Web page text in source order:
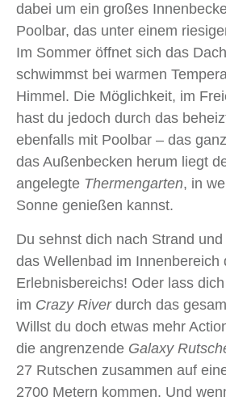
dabei um ein großes
Poolbar, das unter einem
Im Sommer öffnet sich das
schwimmst bei warmen
Himmel. Die Möglichkeit, im
hast du jedoch durch das
ebenfalls mit Poolbar – das
das Außenbecken herum liegt
angelegte Thermengarten, in
Sonne genießen kannst.
Du sehnst dich nach Strand
das Wellenbad im Innenbereich
Erlebnisbereichs! Oder lass
im Crazy Riverdurch das
Willst du doch etwas mehr
die angrenzende Galaxy
27 Rutschen zusammen auf
2700 Metern kommen. Und